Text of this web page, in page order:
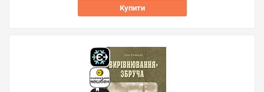
Купити